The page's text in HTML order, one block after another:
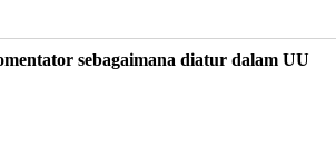
sebagaimana diatur dalam UU